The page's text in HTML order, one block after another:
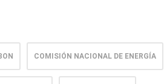
COMISIÓN NACIONAL DE ENERGÍA